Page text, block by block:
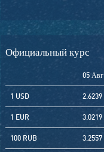
Официальный курс
05 Авг
1 USD 2.6239
1 EUR 3.0219
100 RUB 3.2557